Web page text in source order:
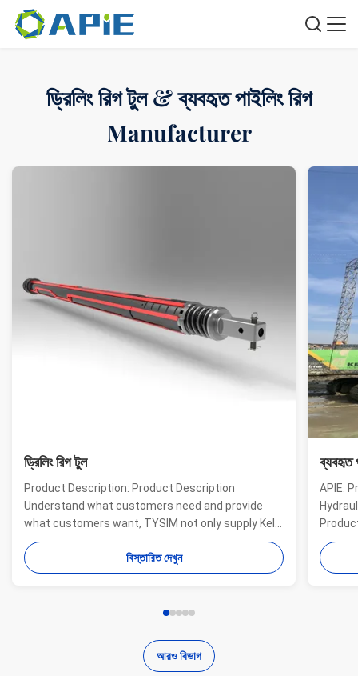
ড্রিলিং রিগ টুল & ব্যবহৃত পাইলিং রিগ
Manufacturer
ড্রিলিং রিগ টুল
Product Description: Product Description
Understand what customers need and provide
what customers want, TYSIM not only supply Kelly
bars for drill rigs of world’s top brands, but also
provide one-stop solution for the world foundation
construction users. While providing customized
বিস্তারিত দেখুন
ব্যবহৃত
APIE:
offer
needs
আরও বিভাগ